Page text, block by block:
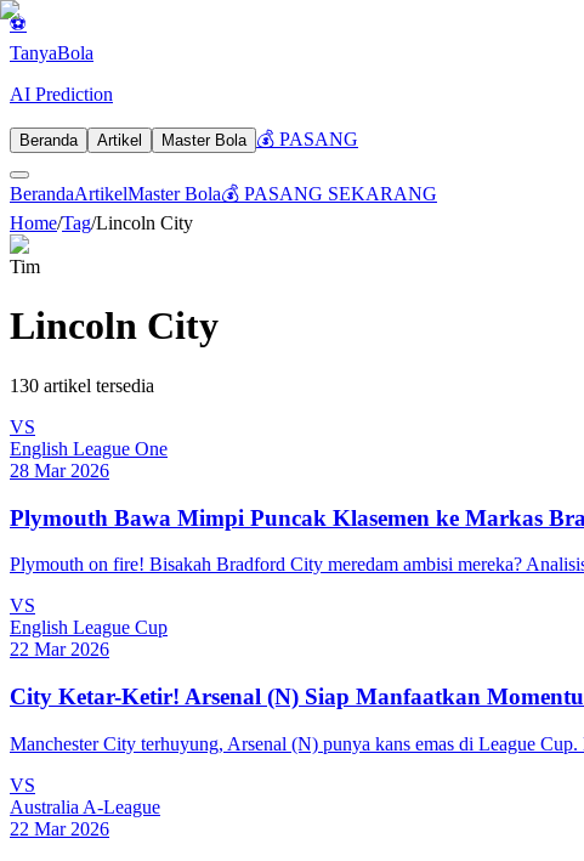
⚽
TanyaBola
AI Prediction
Beranda Artikel Master Bola 💰 PASANG
BerandaArtikelMaster Bola💰 PASANG SEKARANG
Home/Tag/Lincoln City
Tim
Lincoln City
130 artikel tersedia
VS
English League One
28 Mar 2026
Plymouth Bawa Mimpi Puncak Klasemen ke Markas
Plymouth on fire! Bisakah Bradford City meredam ambisi mereka?
VS
English League Cup
22 Mar 2026
City Ketar-Ketir! Arsenal (N) Siap Manfaatkan
Manchester City terhuyung, Arsenal (N) punya kans emas di League
VS
Australia A-League
22 Mar 2026